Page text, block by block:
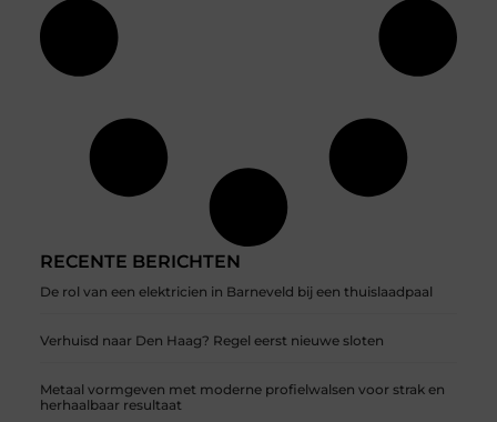
RECENTE BERICHTEN
De rol van een elektricien in Barneveld bij een thuislaadpaal
Verhuisd naar Den Haag? Regel eerst nieuwe sloten
Metaal vormgeven met moderne profielwalsen voor strak en
herhaalbaar resultaat